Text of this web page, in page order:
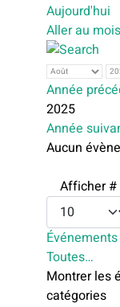
Aujourd'hui
Aller au mois
Année
2025
Année
Aucun
Afficher #
Toutes…
Montrer les
catégories